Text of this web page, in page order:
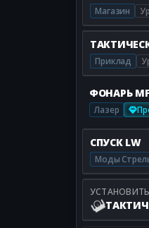
Магазин
Приклад
ФОНАРЬ
Лазер
СПУСК LW
Моды